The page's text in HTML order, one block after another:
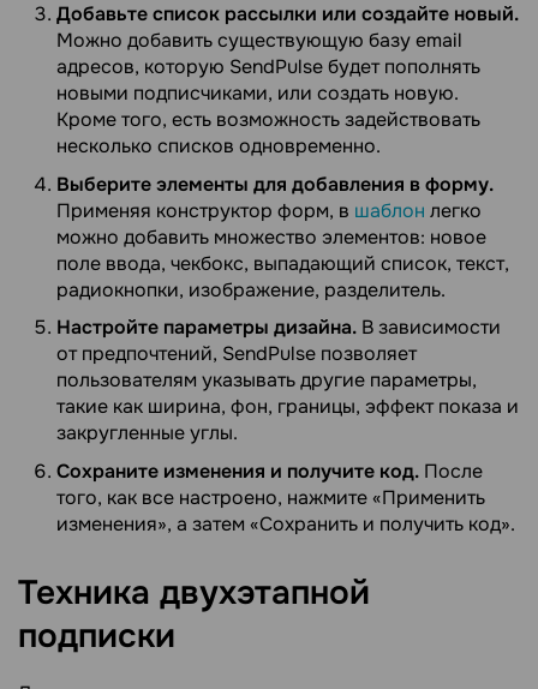
Добавьте список рассылки или создайте новый.
Можно добавить существующую базу email
адресов, которую SendPulse будет пополнять
новыми подписчиками, или создать новую.
Кроме того, есть возможность задействовать
несколько списков одновременно.
Выберите элементы для добавления в форму.
Применяя конструктор форм, в шаблон легко
можно добавить множество элементов: новое
поле ввода, чекбокс, выпадающий список, текст,
радиокнопки, изображение, разделитель.
Настройте параметры дизайна. В зависимости
от предпочтений, SendPulse позволяет
пользователям указывать другие параметры,
такие как ширина, фон, границы, эффект показа и
закругленные углы.
Сохраните изменения и получите код. После
того, как все настроено, нажмите «Применить
изменения», а затем «Сохранить и получить код».
Техника двухэтапной
подписки